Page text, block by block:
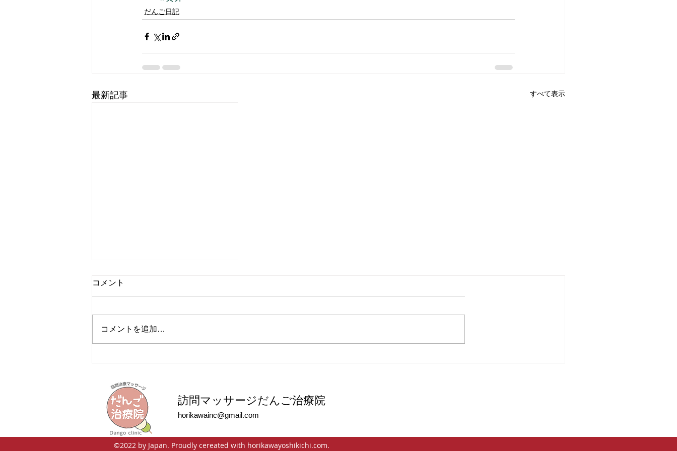
だんご日記
最新記事 すべて表示
せん。だんご治療院の堀川と
申します。
コメント
コメントを追加…
訪問マッサージだんご治療院
horikawainc@gmail.com
©2022 by Japan. Proudly cereated with horikawayoshikichi.com.